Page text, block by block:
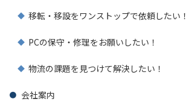
移転・移設をワンストップで依頼したい！
PCの保守・修理をお願いしたい！
物流の課題を見つけて解決したい！
会社案内